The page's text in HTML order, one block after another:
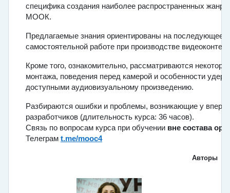
специфика создания наиболее распространенных
МООК.
Предлагаемые знания ориентированы на последующее
самостоятельной работе при производстве
Кроме того, ознакомительно, рассматриваются
монтажа, поведения перед камерой и особенности
доступными аудиовизуальному произведению.
Разбираются ошибки и проблемы, возникающие у
разработчиков (длительность курса: 36 часов).
Связь по вопросам курса при обучении вне состава
Телеграм t.me/mooc4
Авторы